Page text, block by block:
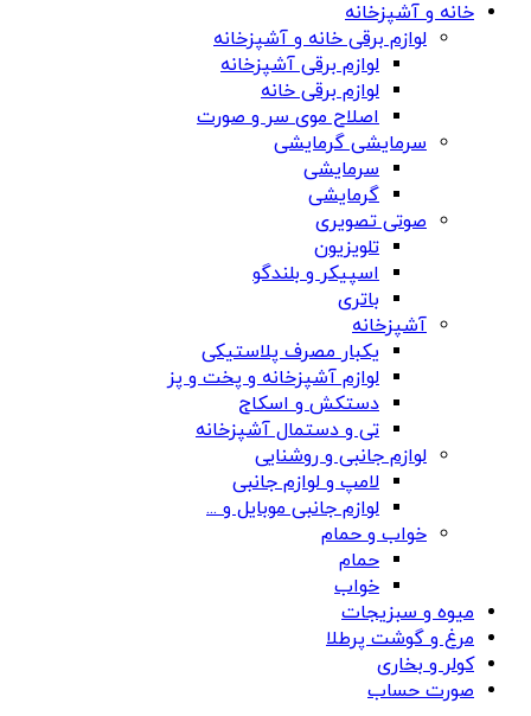
خانه و آشپزخانه
لوازم برقی خانه و آشپزخانه
لوازم برقی آشپزخانه
لوازم برقی خانه
اصلاح موی سر و صورت
سرمایشی گرمایشی
سرمایشی
گرمایشی
صوتی تصویری
تلویزیون
اسپیکر و بلندگو
باتری
آشپزخانه
یکبار مصرف پلاستیکی
لوازم آشپزخانه و پخت و پز
دستکش و اسکاج
تی و دستمال آشپزخانه
لوازم جانبی و روشنایی
لامپ و لوازم جانبی
لوازم جانبی موبایل و ...
خواب و حمام
حمام
خواب
میوه و سبزیجات
مرغ و گوشت پرطلا
کولر و بخاری
صورت حساب